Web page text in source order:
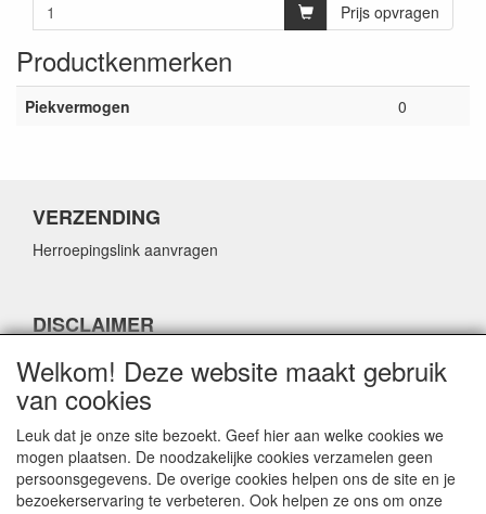
Prijs opvragen
Productkenmerken
Piekvermogen 0
VERZENDING
Herroepingslink aanvragen
DISCLAIMER
Herroepingslink aanvragen
CONTACTGEGEVENS
Welkom! Deze website maakt gebruik
van cookies
Leuk dat je onze site bezoekt. Geef hier aan welke cookies we
mogen plaatsen. De noodzakelijke cookies verzamelen geen
persoonsgegevens. De overige cookies helpen ons de site en je
bezoekerservaring te verbeteren. Ook helpen ze ons om onze